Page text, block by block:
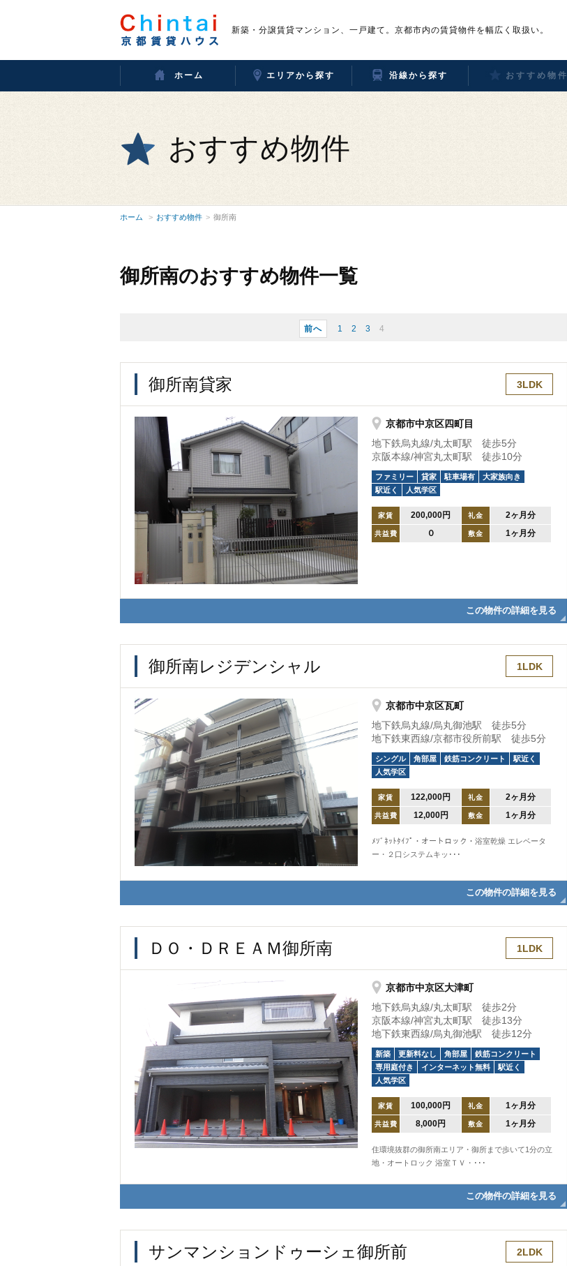
新築・分譲賃貸マンション、一戸建て。京都市内の賃貸物件を幅広く取扱い。
ホーム エリアから探す 沿線から探す おすすめ物件
おすすめ物件
ホーム おすすめ物件 御所南
御所南のおすすめ物件一覧
前へ 1 2 3 4
御所南貸家 3LDK
京都市中京区四町目
地下鉄烏丸線/丸太町駅 徒歩5分
京阪本線/神宮丸太町駅 徒歩10分
ファミリー 貸家 駐車場有
大家族向き
駅近く
人気学区
家賃 200,000円 礼金 2ヶ月分
共益費 ０ 敷金 1ヶ月分
この物件の詳細を見る
御所南レジデンシャル 1LDK
京都市中京区瓦町
地下鉄烏丸線/烏丸御池駅 徒歩5分
地下鉄東西線/京都市役所前駅 徒歩5分
シングル 角部屋 鉄筋コンクリート
駅近く
人気学区
家賃 122,000円 礼金 2ヶ月分
共益費 12,000円 敷金 1ヶ月分
ﾒｿﾞﾈｯﾄﾀｲﾌﾟ・オートロック・浴室乾燥 エレベータ
ー・２口システムキッ･･･
この物件の詳細を見る
ＤＯ・ＤＲＥＡＭ御所南 1LDK
京都市中京区大津町
地下鉄烏丸線/丸太町駅 徒歩2分
京阪本線/神宮丸太町駅 徒歩13分
地下鉄東西線/烏丸御池駅 徒歩12分
新築 更新料なし 角部屋
鉄筋コンクリート
専用庭付き
インターネット無料
駅近く
人気学区
家賃 100,000円 礼金 1ヶ月分
共益費 8,000円 敷金 1ヶ月分
住環境抜群の御所南エリア・御所まで歩いて1分の立
地・オートロック 浴室ＴＶ・･･･
この物件の詳細を見る
サンマンションドゥーシェ御所前 2LDK